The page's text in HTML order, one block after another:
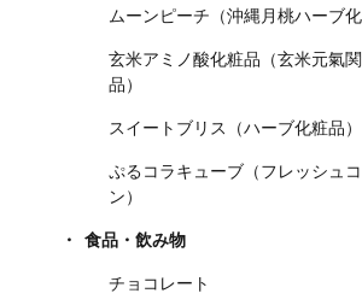
ムーンピーチ（沖縄月桃ハーブ化
玄米アミノ酸化粧品（玄米元氣
品）
スイートブリス（ハーブ化粧品）
ぷるコラキューブ（フレッシュ
ン）
食品・飲み物
チョコレート